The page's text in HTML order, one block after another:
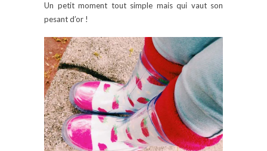
Un petit moment tout simple mais qui vaut son
pesant d’or !